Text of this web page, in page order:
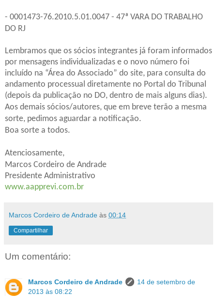
- 0001473-76.2010.5.01.0047 - 47ª VARA DO TRABALHO
DO RJ
Lembramos que os sócios integrantes já foram informados
por mensagens individualizadas e o novo número foi
incluído na “Área do Associado” do site, para consulta do
andamento processual diretamente no Portal do Tribunal
(depois da publicação no DO, dentro de mais alguns dias).
Aos demais sócios/autores, que em breve terão a mesma
sorte, pedimos aguardar a notificação.
Boa sorte a todos.
Atenciosamente,
Marcos Cordeiro de Andrade
Presidente Administrativo
www.aapprevi.com.br
Marcos Cordeiro de Andrade às 00:14
Compartilhar
Um comentário:
Marcos Cordeiro de Andrade
14 de setembro de
2013 às 08:22